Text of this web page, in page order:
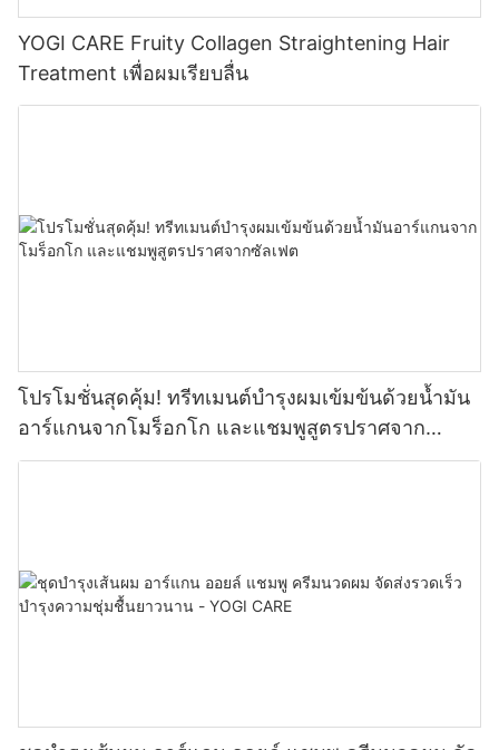
YOGI CARE Fruity Collagen Straightening Hair
Treatment เพื่อผมเรียบลื่น
โปรโมชั่นสุดคุ้ม! ทรีทเมนต์บำรุงผมเข้มข้นด้วยน้ำมัน
อาร์แกนจากโมร็อกโก และแชมพูสูตรปราศจาก
ซัลเฟต